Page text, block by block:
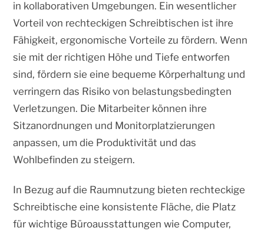
in kollaborativen Umgebungen. Ein wesentlicher
Vorteil von rechteckigen Schreibtischen ist ihre
Fähigkeit, ergonomische Vorteile zu fördern. Wenn
sie mit der richtigen Höhe und Tiefe entworfen
sind, fördern sie eine bequeme Körperhaltung und
verringern das Risiko von belastungsbedingten
Verletzungen. Die Mitarbeiter können ihre
Sitzanordnungen und Monitorplatzierungen
anpassen, um die Produktivität und das
Wohlbefinden zu steigern.
In Bezug auf die Raumnutzung bieten rechteckige
Schreibtische eine konsistente Fläche, die Platz
für wichtige Büroausstattungen wie Computer,